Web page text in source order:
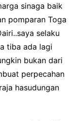
sinaga baik
pomparan Toga
selaku
tiba ada lagi
bukan dari
perpecahan
hasudungan